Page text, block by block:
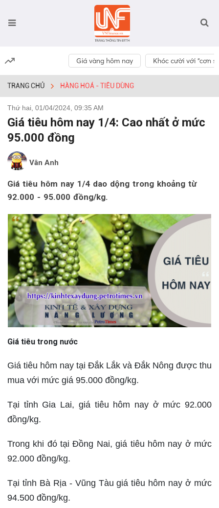
Giá vàng hôm nay Khóc cười với “cơn
TRANG CHỦ HÀNG HOÁ - TIÊU DÙNG
Thứ hai, 01/04/2024, 09:35 AM
Giá tiêu hôm nay 1/4: Cao nhất ở mức
95.000 đồng
Vân Anh
Giá tiêu hôm nay 1/4 dao dộng trong khoảng từ
92.000 - 95.000 đồng/kg.
Giá tiêu trong nước
Giá tiêu hôm nay tại Đắk Lắk và Đắk Nông được thu
mua với mức giá 95.000 đồng/kg.
Tại tỉnh Gia Lai, giá tiêu hôm nay ở mức 92.000
đồng/kg.
Trong khi đó tại Đồng Nai, giá tiêu hôm nay ở mức
92.000 đồng/kg.
Tại tỉnh Bà Rịa - Vũng Tàu giá tiêu hôm nay ở mức
94.500 đồng/kg.